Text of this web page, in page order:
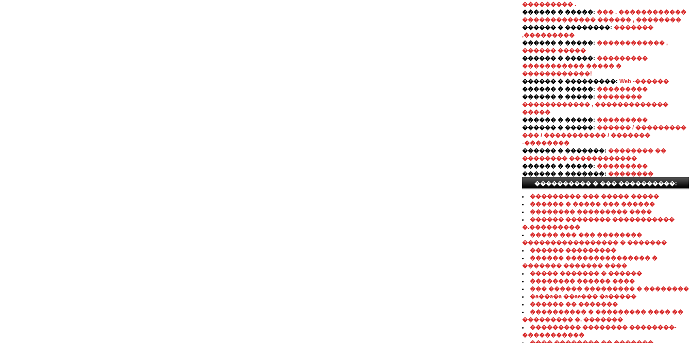
��������� .
������ � �����: ��� . ������������
������������� ������ , ��������
������ � ��������: �������
,���������
������ � �����: ������������ ,
������ �����
������ � �����: ���������
����������� ����� �
������������!
������ � ���������: Web -������
������ � �����: ���������
������ � �����: ��������
������������ , �������������
�����
������ � �����: ���������
������ � �����: ������ / ���������
��� / ����������� / �������
-��������
������ � �������: �������� ��
�������� ������������
������ � �����: ���������
������ � �������: ��������
���������� � ��� ����������:
��������� ��� ����� �����
������ � ����� ��� ������
�������� ��������� ����
������ �������� �����������
�.���������
����� ��� ��� ��������
����������������� � �������
������ ���������
������ ��������������� �
������� ������� ����
����� ������� � ������
�������� ������ ����
��� ������ ��������� � ��������
�a��a�a ��ae��� �a�����
������ �� �������
���������� � ��������� ���� ��
��������� �. �������
��������� �������� ��������-
�����������